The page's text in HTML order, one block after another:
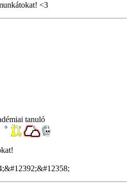
<3
tanuló